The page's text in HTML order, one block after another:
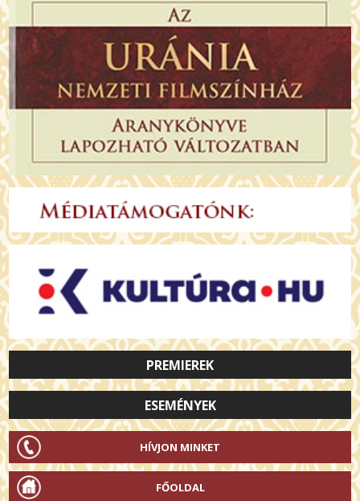
PREMIEREK
ESEMÉNYEK
HÍVJON MINKET
FŐOLDAL